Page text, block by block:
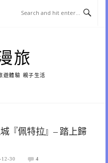
旅
遊體驗 親子生活
『佩特拉』– 踏上歸
12-30 4